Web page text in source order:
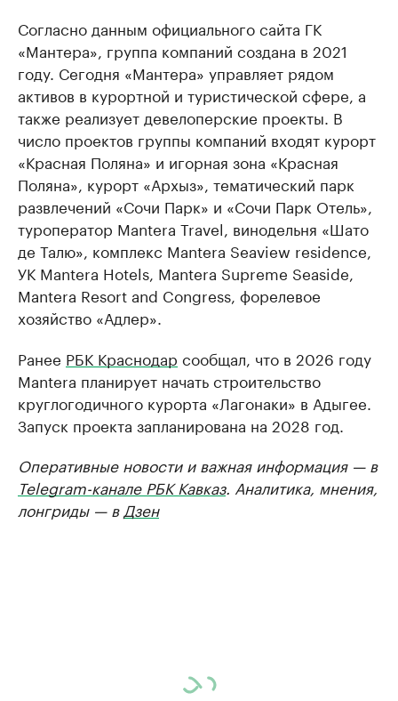
Согласно данным официального сайта ГК
«Мантера», группа компаний создана в 2021
году. Сегодня «Мантера» управляет рядом
активов в курортной и туристической сфере, а
также реализует девелоперские проекты. В
число проектов группы компаний входят курорт
«Красная Поляна» и игорная зона «Красная
Поляна», курорт «Архыз», тематический парк
развлечений «Сочи Парк» и «Сочи Парк Отель»,
туроператор Mantera Travel, винодельня «Шато
де Талю», комплекс Mantera Seaview residence,
УК Mantera Hotels, Mantera Supreme Seaside,
Mantera Resort and Congress, форелевое
хозяйство «Адлер».
Ранее РБК Краснодар сообщал, что в 2026 году
Mantera планирует начать строительство
круглогодичного курорта «Лагонаки» в Адыгее.
Запуск проекта запланирована на 2028 год.
Оперативные новости и важная информация — в
Telegram-канале РБК Кавказ. Аналитика, мнения,
лонгриды — в Дзен